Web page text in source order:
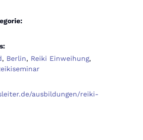
, Berlin, Reiki Einweihung,
ausbildungen/reiki-